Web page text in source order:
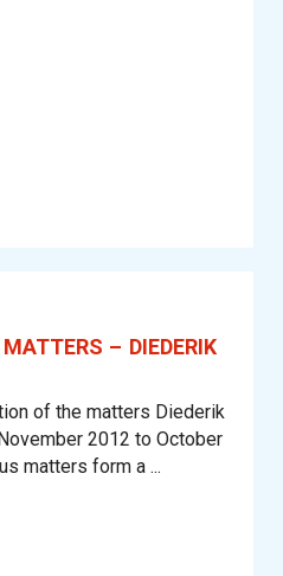
– DIEDERIK
of the matters Diederik
2012 to October
matters form a ...